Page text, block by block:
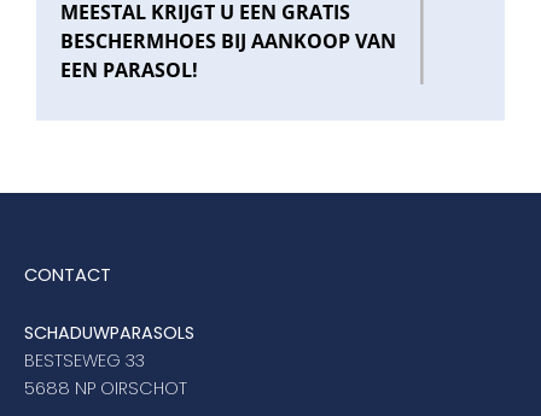
MEESTAL KRIJGT U EEN GRATIS
BESCHERMHOES BIJ AANKOOP VAN
EEN PARASOL!
CONTACT
SCHADUWPARASOLS
BESTSEWEG 33
5688 NP OIRSCHOT